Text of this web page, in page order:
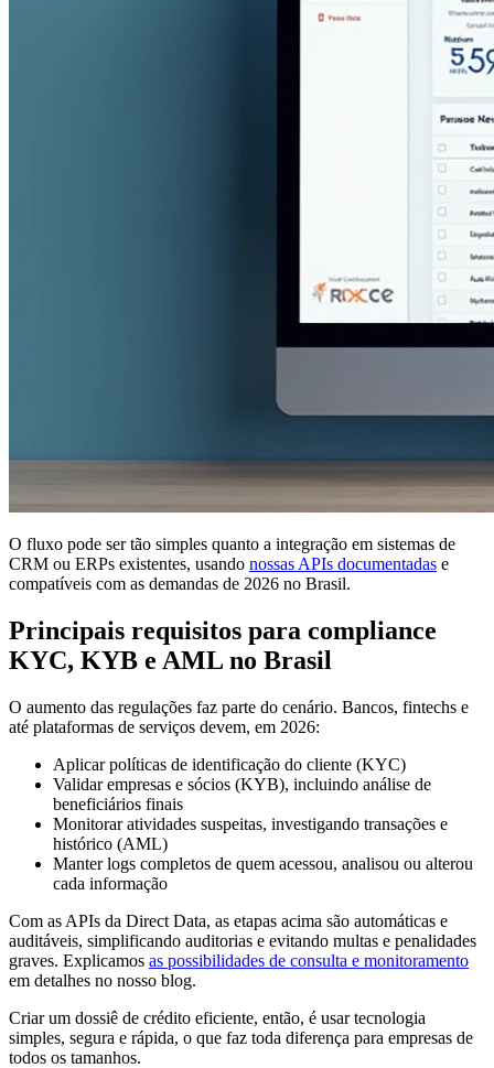
O fluxo pode ser tão simples quanto a integração em sistemas de
CRM ou ERPs existentes, usando nossas APIs documentadas e
compatíveis com as demandas de 2026 no Brasil.
Principais requisitos para compliance
KYC, KYB e AML no Brasil
O aumento das regulações faz parte do cenário. Bancos, fintechs e
até plataformas de serviços devem, em 2026:
Aplicar políticas de identificação do cliente (KYC)
Validar empresas e sócios (KYB), incluindo análise de
beneficiários finais
Monitorar atividades suspeitas, investigando transações e
histórico (AML)
Manter logs completos de quem acessou, analisou ou alterou
cada informação
Com as APIs da Direct Data, as etapas acima são automáticas e
auditáveis, simplificando auditorias e evitando multas e penalidades
graves. Explicamos as possibilidades de consulta e monitoramento
em detalhes no nosso blog.
Criar um dossiê de crédito eficiente, então, é usar tecnologia
simples, segura e rápida, o que faz toda diferença para empresas de
todos os tamanhos.